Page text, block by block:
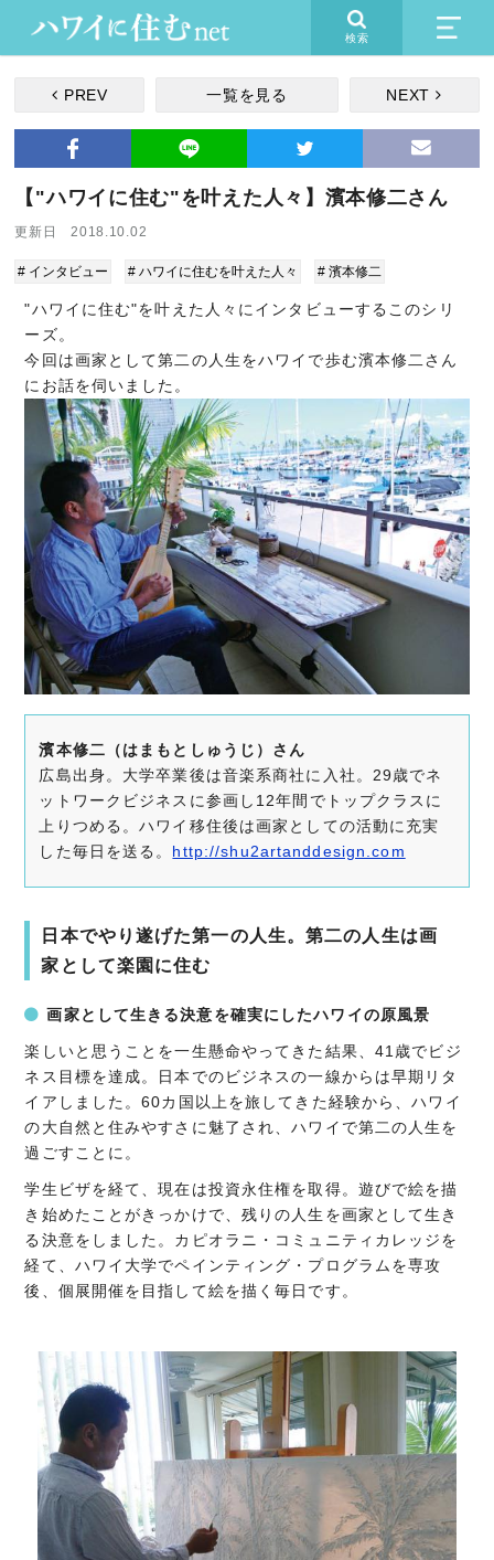
検索
PREV 一覧を見る NEXT
【"ハワイに住む"を叶えた人々】濱本修二さん
更新日 2018.10.02
# インタビュー # ハワイに住むを叶えた人々 # 濱本修二
"ハワイに住む"を叶えた人々にインタビューするこのシリ
ーズ。
今回は画家として第二の人生をハワイで歩む濱本修二さん
にお話を伺いました。
濱本修二（はまもとしゅうじ）さん
広島出身。大学卒業後は音楽系商社に入社。29歳でネ
ットワークビジネスに参画し12年間でトップクラスに
上りつめる。ハワイ移住後は画家としての活動に充実
した毎日を送る。 http://shu2artanddesign.com
日本でやり遂げた第一の人生。第二の人生は画
家として楽園に住む
画家として生きる決意を確実にしたハワイの原風景
楽しいと思うことを一生懸命やってきた結果、41歳でビジ
ネス目標を達成。日本でのビジネスの一線からは早期リタ
イアしました。60カ国以上を旅してきた経験から、ハワイ
の大自然と住みやすさに魅了され、ハワイで第二の人生を
過ごすことに。
学生ビザを経て、現在は投資永住権を取得。遊びで絵を描
き始めたことがきっかけで、残りの人生を画家として生き
る決意をしました。カピオラニ・コミュニティカレッジを
経て、ハワイ大学でペインティング・プログラムを専攻
後、個展開催を目指して絵を描く毎日です。